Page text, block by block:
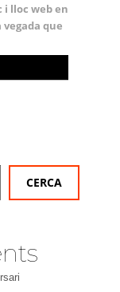
i lloc web en
que
CERCA